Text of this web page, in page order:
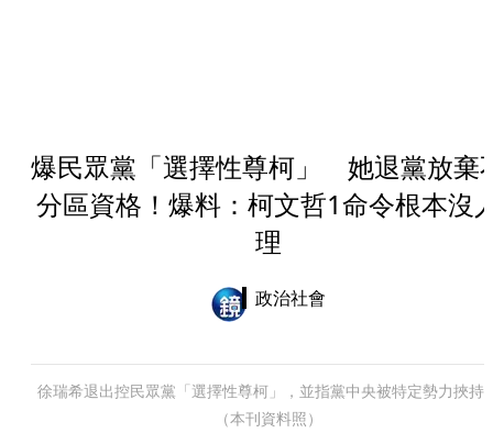
爆民眾黨「選擇性尊柯」 她退黨放棄
分區資格！爆料：柯文哲1命令根本沒
理
政治社會
徐瑞希退出控民眾黨「選擇性尊柯」，並指黨中央被特定勢力挾持
（本刊資料照）